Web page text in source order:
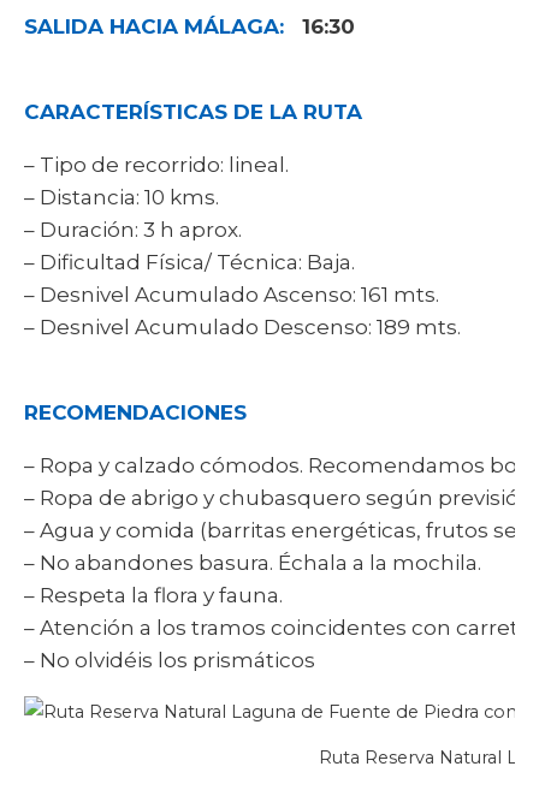
SALIDA HACIA MÁLAGA: 16:30
CARACTERÍSTICAS DE LA RUTA
– Tipo de recorrido: lineal.
– Distancia: 10 kms.
– Duración: 3 h aprox.
– Dificultad Física/ Técnica: Baja.
– Desnivel Acumulado Ascenso: 161 mts.
– Desnivel Acumulado Descenso: 189 mts.
RECOMENDACIONES
– Ropa y calzado cómodos. Recomendamos
– Ropa de abrigo y chubasquero según
– Agua y comida (barritas energéticas, frutos
– No abandones basura. Échala a la mochila.
– Respeta la flora y fauna.
– Atención a los tramos coincidentes con
– No olvidéis los prismáticos
Ruta Reserva Natural